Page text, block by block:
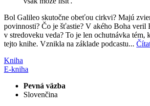
Bol Galileo skutočne obeťou cirkvi? Majú
povinnosti? Čo je šťastie? V akého Boha veril
v stredoveku veda? To je len ochutnávka tém,
tejto knihe. Vznikla na základe podcastu...
Kniha
E-kniha
Pevná väzba
Slovenčina